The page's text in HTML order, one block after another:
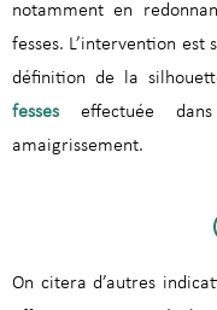
notamment en
fesses. L’intervention est
définition de la
fesses effectuée
amaigrissement.
On citera d’autres